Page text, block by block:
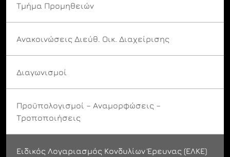
Τμήμα Προμηθειών
Ανακοινώσεις Διεύθ. Οικ. Διαχείρισης
Διαγωνισμοί
Προϋπολογισμοί – Αναμορφώσεις –
Τροποποιήσεις
Ειδικός Λογαριασμός Κονδυλίων Έρευνας (ΕΛΚΕ)